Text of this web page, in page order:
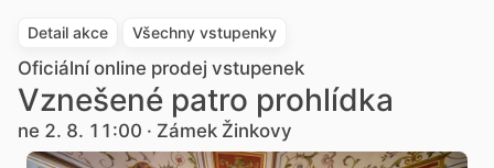
Detail akce Všechny vstupenky
Oficiální online prodej vstupenek
Vznešené patro prohlídka
ne 2. 8. 11:00 · Zámek Žinkovy